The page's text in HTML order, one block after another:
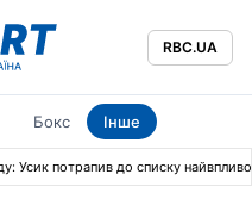
RBC.UA
Бокс Інше
Усик потрапив до списку